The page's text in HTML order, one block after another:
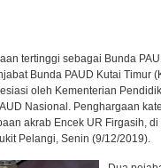
tertinggi sebagai Bunda
Bunda PAUD Kutai Timur
oleh Kementerian
Nasional. Penghargaan
akrab Encek UR Firgasih,
Pelangi, Senin (9/12/2019).